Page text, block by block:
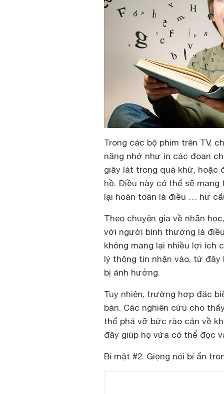
Trong các bộ phim trên TV,
năng nhớ như in các đoạn
giây lát trong quá khứ,
hồ. Điều này có thể sẽ
lại hoàn toàn là điều … hư
Theo chuyên gia về nhãn
với người bình thường là
không mang lại nhiều lợi ích
lý thông tin nhận vào, từ
bị ảnh hưởng.
Tuy nhiên, trường hợp đặc
bản. Các nghiên cứu cho
thể phá vỡ bức rào cản về
đây giúp họ vừa có thể đọc
Bí mật #2: Giọng nói bí ẩn